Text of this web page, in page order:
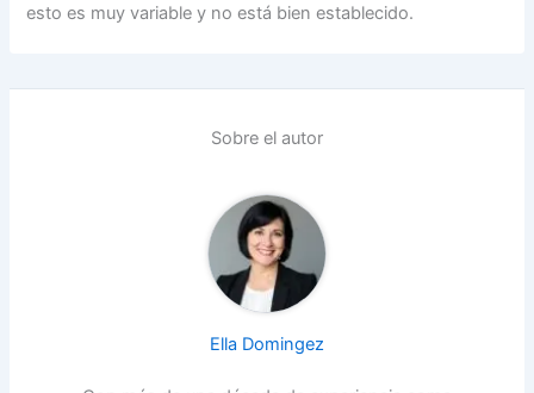
esto es muy variable y no está bien establecido.
Sobre el autor
Ella Domingez